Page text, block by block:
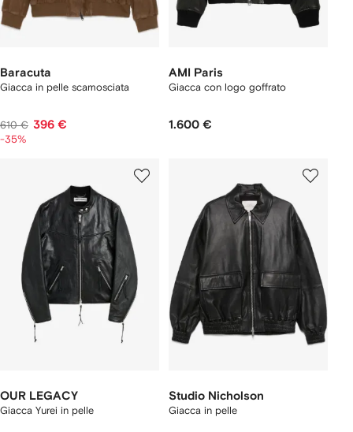
Baracuta
Giacca in pelle scamosciata
610 € 396 €
-35%
AMI Paris
Giacca con logo goffrato
1.600 €
OUR LEGACY
Giacca Yurei in pelle
Studio Nicholson
Giacca in pelle